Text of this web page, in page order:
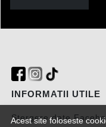
Acest site foloseste
INFORMATII UTILE
Stergere date